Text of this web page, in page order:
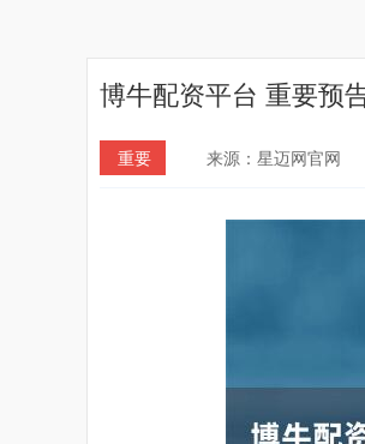
博牛配资平台 重要预
重要 来源：星迈网官网